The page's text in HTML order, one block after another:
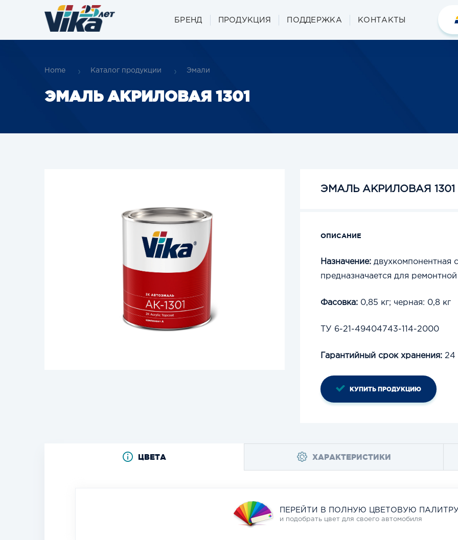
БРЕНД ПРОДУКЦИЯ ПОДДЕРЖКА КОНТАКТЫ
Home Каталог продукции Эмали
ЭМАЛЬ АКРИЛОВАЯ 1301
ЭМАЛЬ АКРИЛОВАЯ 1301
ОПИСАНИЕ
Назначение: двухкомпонентная
предназначается для
Фасовка: 0,85 кг; черная: 0,8 кг
ТУ 6-21-49404743-114-2000
Гарантийный срок хранения: 24
КУПИТЬ ПРОДУКЦИЮ
ЦВЕТА ХАРАКТЕРИСТИКИ
ПЕРЕЙТИ В ПОЛНУЮ ЦВЕТОВУЮ
и подобрать цвет для своего автомобиля